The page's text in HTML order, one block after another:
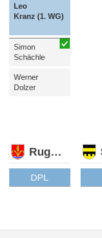
Leo
Kranz (1. WG)
Simon
Schächle
Werner
Dolzer
Ruggell
DPL